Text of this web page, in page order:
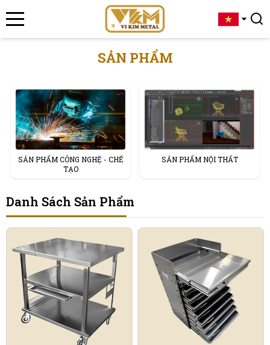
SẢN PHẨM
SẢN PHẨM CÔNG NGHỆ - CHẾ
TẠO
SẢN PHẨM NỘI THẤT
Danh Sách Sản Phẩm